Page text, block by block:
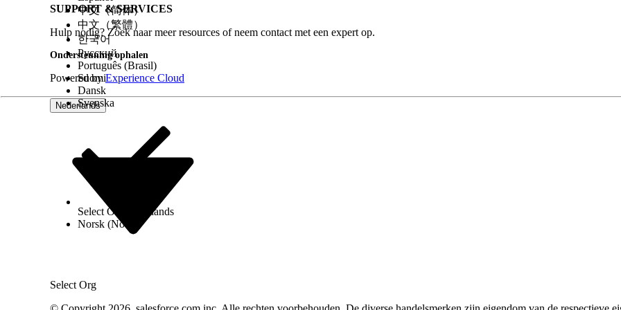
005318615
HEEFT DIT ARTIKEL UW PROBLEEM OPGELOST?
Laat ons weten wat we kunnen doen om te verbeteren!
SUPPORT & SERVICES
Hulp nodig? Zoek naar meer resources of neem contact met een expert op.
Ondersteuning ophalen
Powered byExperience Cloud
Nederlands
Select Org
中文（简体）
中文（繁體）
한국어
Русский
Português (Brasil)
Suomi
Dansk
Svenska
Select Org
Nederlands
Norsk (Noors)